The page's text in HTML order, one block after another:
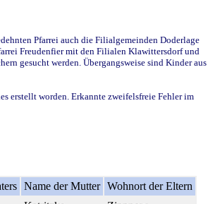
Pfarrei auch die Filialgemeinden Doderlage
Freudenfier mit den Filialen Klawittersdorf und
gesucht werden. Übergangsweise sind Kinder aus
erstellt worden. Erkannte zweifelsfreie Fehler im
Name der Mutter Wohnort der Eltern